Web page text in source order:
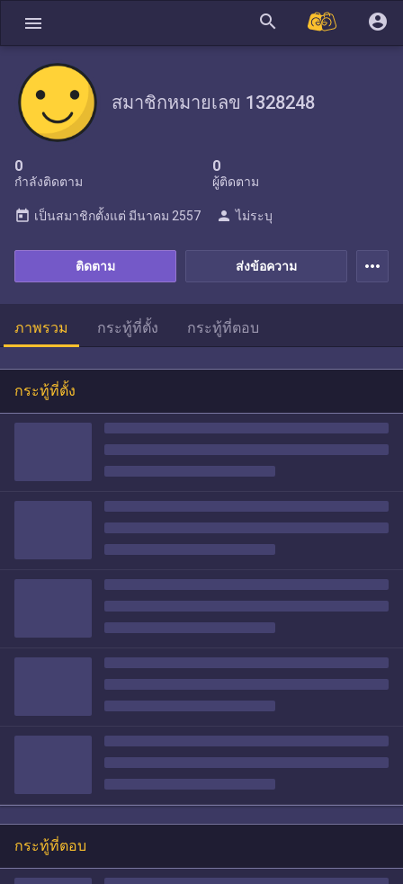
menu search account_circle
สมาชิกหมายเลข 1328248
0
กำลังติดตาม
0
ผู้ติดตาม
ส่งข้อความ
ติดตาม
today เป็นสมาชิกตั้งแต่ มีนาคม 2557 person ไม่ระบุ
more_horiz
ภาพรวม กระทู้ที่ตั้ง กระทู้ที่ตอบ
กระทู้ที่ตั้ง
กระทู้ที่ตอบ